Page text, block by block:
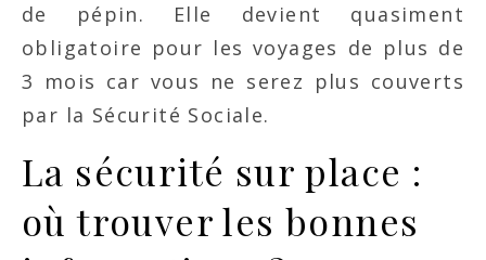
de pépin. Elle devient quasiment
obligatoire pour les voyages de plus de
3 mois car vous ne serez plus couverts
par la Sécurité Sociale.
La sécurité sur place :
où trouver les bonnes